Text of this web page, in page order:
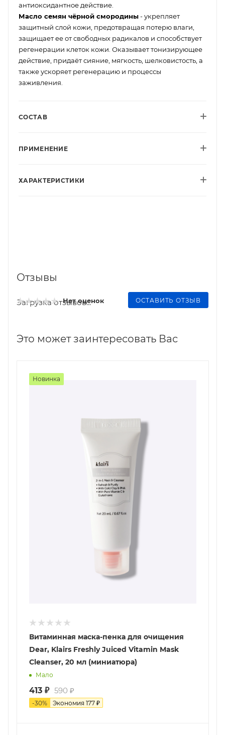
антиоксидантное действие.
Масло семян чёрной смородины- укрепляет
защитный слой кожи, предотвращая потерю влаги,
защищает ее от свободных радикалов и способствует
регенерации клеток кожи. Оказывает тонизирующее
действие, придаёт сияние, мягкость, шелковистость, а
также ускоряет регенерацию и процессы
заживления.
СОСТАВ
ПРИМЕНЕНИЕ
ХАРАКТЕРИСТИКИ
Отзывы
Нет оценок ОСТАВИТЬ ОТЗЫВ
Загрузка отзывов...
Это может заинтересовать Вас
Новинка
Витаминная маска-пенка для очищения
Dear, Klairs Freshly Juiced Vitamin Mask
Cleanser, 20 мл (миниатюра)
Мало
413 ₽ 590 ₽
-30% Экономия 177 ₽